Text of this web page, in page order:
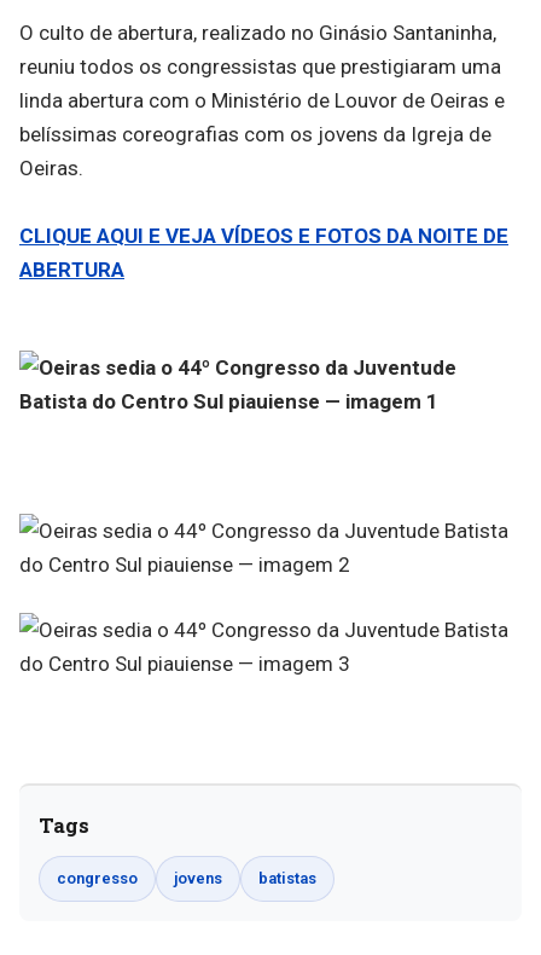
O culto de abertura, realizado no Ginásio Santaninha,
reuniu todos os congressistas que prestigiaram uma
linda abertura com o Ministério de Louvor de Oeiras e
belíssimas coreografias com os jovens da Igreja de
Oeiras.
CLIQUE AQUI E VEJA VÍDEOS E FOTOS DA NOITE DE
ABERTURA
Tags
congresso jovens batistas